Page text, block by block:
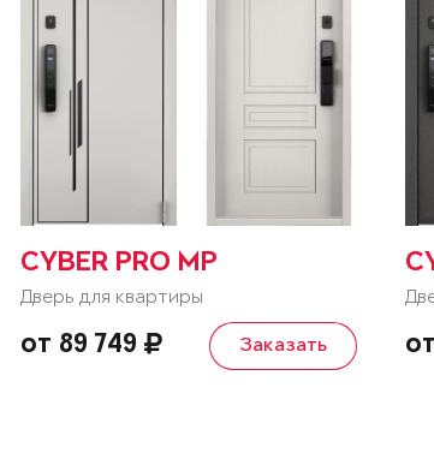
CYBER PRO MP
Дверь для квартиры
от 89 749 Заказать